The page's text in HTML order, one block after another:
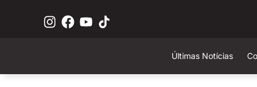
Últimas Notícias